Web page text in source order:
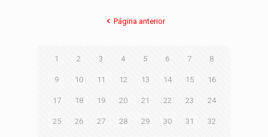
Página anterior
1 2 3 4 5 6 7 8
9 10 11 12 13 14 15 16
17 18 19 20 21 22 23 24
25 26 27 28 29 30 31 32